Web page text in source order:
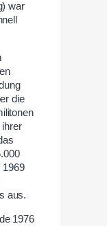
war
die
ihrer
1969
aus.
1976